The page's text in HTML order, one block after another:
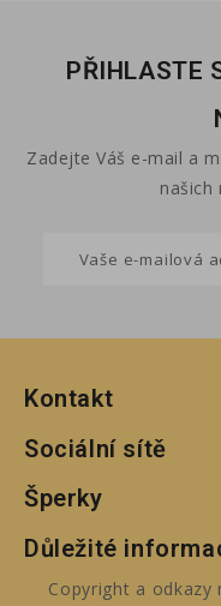
PŘIHLASTE
Zadejte Váš e-mail a
našich
Kontakt
Sociální sítě
Šperky
Důležité
Copyright a